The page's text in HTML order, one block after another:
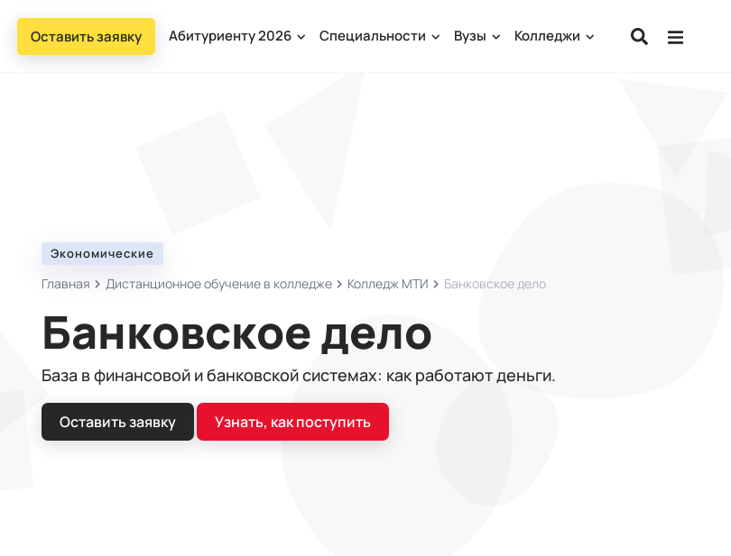
Оставить заявку Абитуриенту 2026 Специальности Вузы Колледжи
Экономические
Главная Дистанционное обучение в колледже Колледж МТИ Банковское дело
Банковское дело
База в финансовой и банковской системах: как работают деньги.
Оставить заявку Узнать, как поступить